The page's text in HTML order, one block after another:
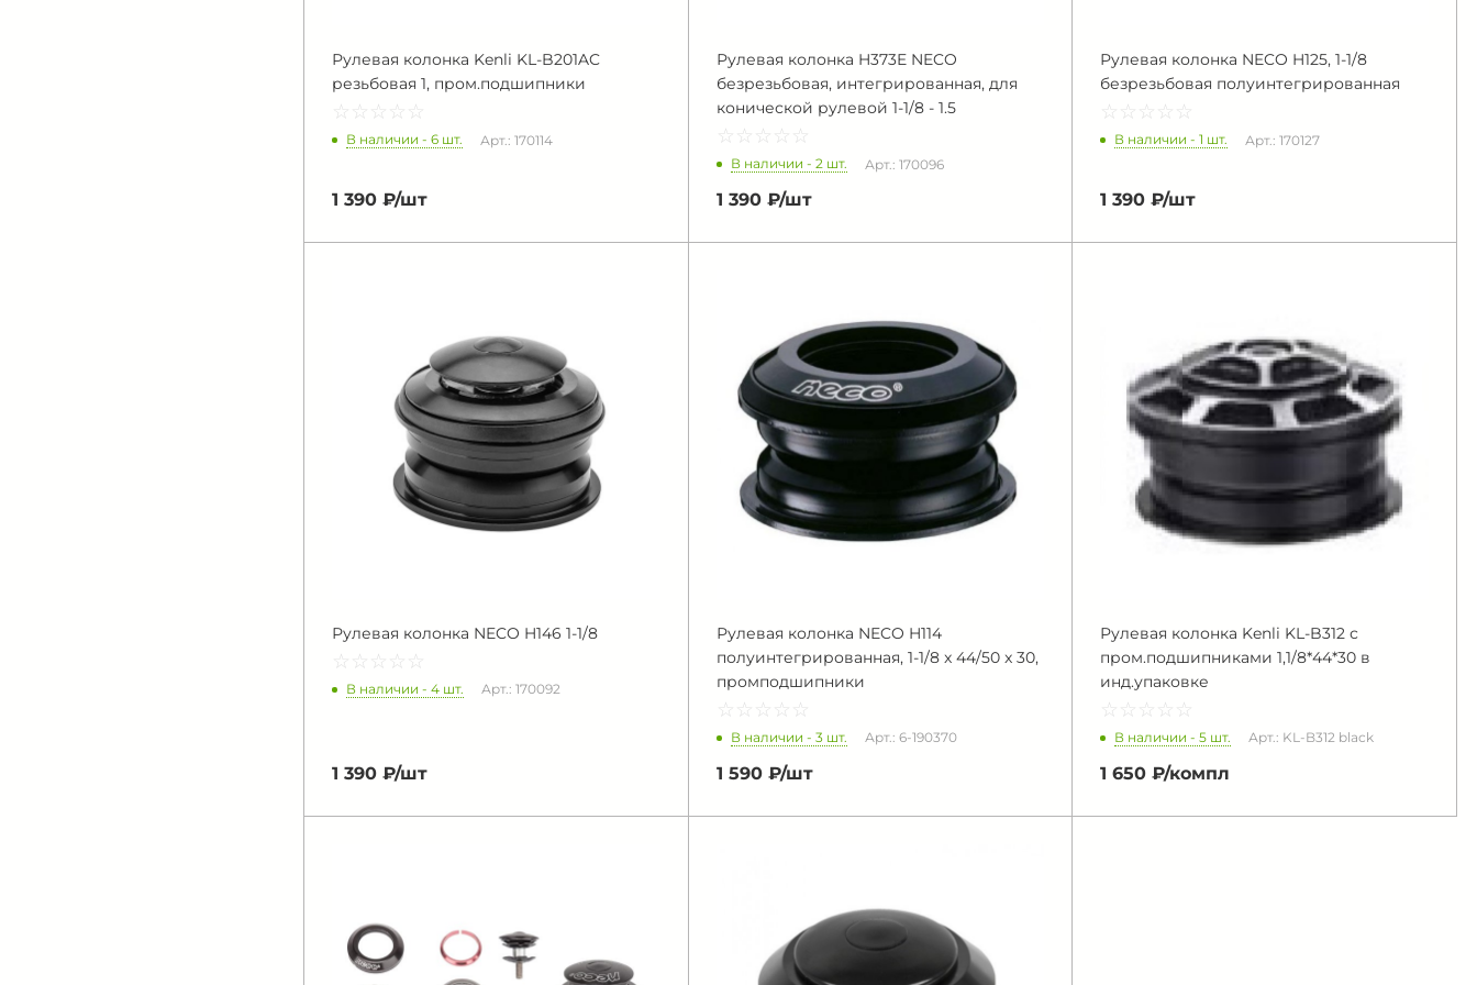
Рулевая колонка Kenli KL-B201AC
резьбовая 1, пром.подшипники
☆ ☆ ☆ ☆ ☆
★ ★ ★ ★ ★
В наличии - 6 шт. Арт.: 170114
1 390 ₽/шт
Рулевая колонка H373E NECO
безрезьбовая, интегрированная, для
конической рулевой 1-1/8 - 1.5
☆ ☆ ☆ ☆ ☆
★ ★ ★ ★ ★
В наличии - 2 шт. Арт.: 170096
1 390 ₽/шт
Рулевая колонка NECO H125, 1-1/8
безрезьбовая полуинтегрированная
☆ ☆ ☆ ☆ ☆
★ ★ ★ ★ ★
В наличии - 1 шт. Арт.: 170127
1 390 ₽/шт
Рулевая колонка NECO H146 1-1/8
☆ ☆ ☆ ☆ ☆
★ ★ ★ ★ ★
В наличии - 4 шт. Арт.: 170092
1 390 ₽/шт
Рулевая колонка NECO H114
полуинтегрированная, 1-1/8 x 44/50 x 30,
промподшипники
☆ ☆ ☆ ☆ ☆
★ ★ ★ ★ ★
В наличии - 3 шт. Арт.: 6-190370
1 590 ₽/шт
Рулевая колонка Kenli KL-B312 с
пром.подшипниками 1,1/8*44*30 в
инд.упаковке
☆ ☆ ☆ ☆ ☆
★ ★ ★ ★ ★
В наличии - 5 шт. Арт.: KL-B312 black
1 650 ₽/компл